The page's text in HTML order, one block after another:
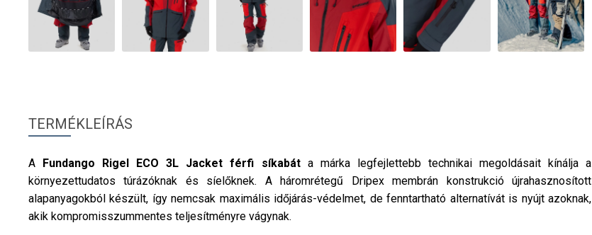
TERMÉKLEÍRÁS
A Fundango Rigel ECO 3L Jacketférfi síkabát a márka legfejlettebb technikai megoldásait kínálja a
környezettudatos túrázóknak és síelőknek. A háromrétegű Dripex membrán konstrukció újrahasznosított
alapanyagokból készült, így nemcsak maximális időjárás-védelmet, de fenntartható alternatívát is nyújt azoknak,
akik kompromisszummentes teljesítményre vágynak.